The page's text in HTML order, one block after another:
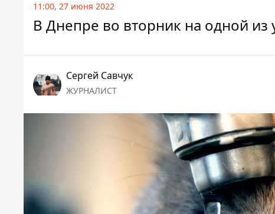
11:00, 27 июня 2022
В Днепре во вторник на одной из
Сергей Савчук
ЖУРНАЛИСТ